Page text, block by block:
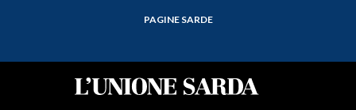
PAGINE SARDE